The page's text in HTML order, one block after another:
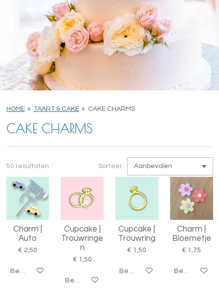
HOME » TAART & CAKE » CAKE CHARMS
CAKE CHARMS
50 resultaten Sorteer:
Charm |
Auto
€ 2,50
Bekijk details
Cupcake |
Trouwringe
n
€ 1,50
Bekijk details
Cupcake |
Trouwring
€ 1,50
Bekijk details
Charm |
Bloemetje
€ 1,75
Bekijk details